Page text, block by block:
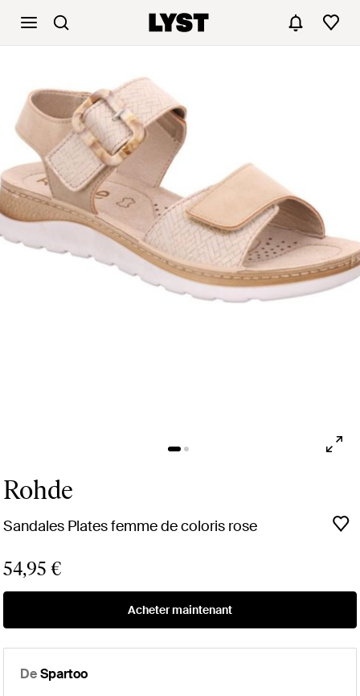
Rohde
Sandales Plates femme de coloris rose
54,95 €
Acheter maintenant
DeSpartoo